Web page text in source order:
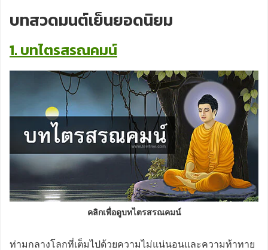
บทสวดมนต์เย็นยอดนิยม
1. บทไตรสรณคมน์
คลิกเพื่อดูบทไตรสรณคมน์
ท่ามกลางโลกที่เต็มไปด้วยความไม่แน่นอนและความท้าทาย